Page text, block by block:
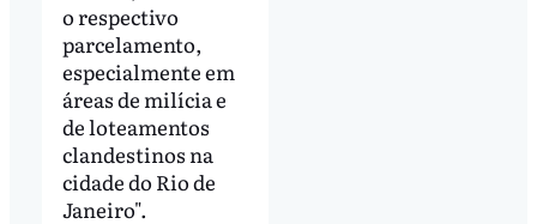
o respectivo
parcelamento,
especialmente em
áreas de milícia e
de loteamentos
clandestinos na
cidade do Rio de
Janeiro".